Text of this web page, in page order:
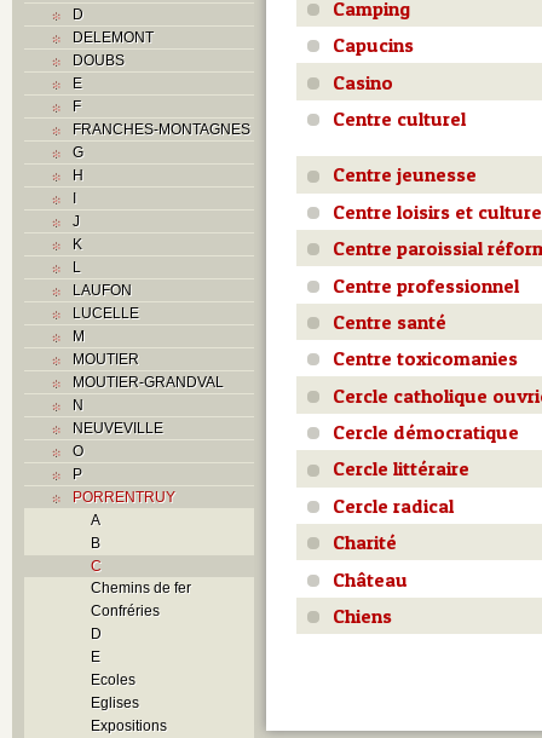
D
DELEMONT
DOUBS
E
F
FRANCHES-MONTAGNES
G
H
I
J
K
L
LAUFON
LUCELLE
M
MOUTIER
MOUTIER-GRANDVAL
N
NEUVEVILLE
O
P
PORRENTRUY
A
B
C
Chemins de fer
Confréries
D
E
Ecoles
Eglises
Expositions
Camping
Capucins
Casino
Centre culturel
Centre jeunesse
Centre loisirs et culture
Centre paroissial
Centre professionnel
Centre santé
Centre toxicomanies
Cercle catholique
Cercle démocratique
Cercle littéraire
Cercle radical
Charité
Château
Chiens